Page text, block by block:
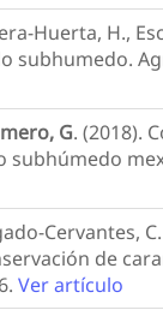
Huerta, H.,
subhumedo.
G. (2018).
Cervantes,
de
Ver artículo